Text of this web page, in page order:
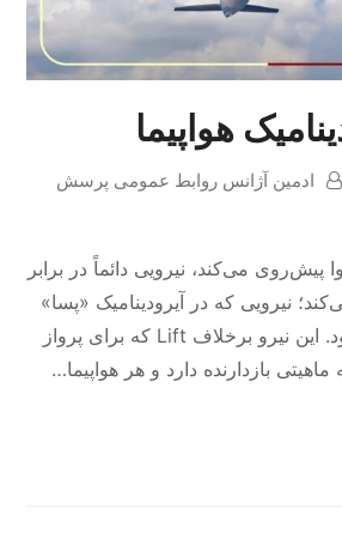
هواپیما
ادمین آژانس روابط عمومی پرسش
پیش‌روی می‌کند، نیرویی دائماً در برابر
نیرویی که در آیرودینامیک «پسا»
یا Drag نامیده می‌شود. این نیرو برخلاف Lift که برای پرواز
بازدارنده دارد و هر هواپیما…